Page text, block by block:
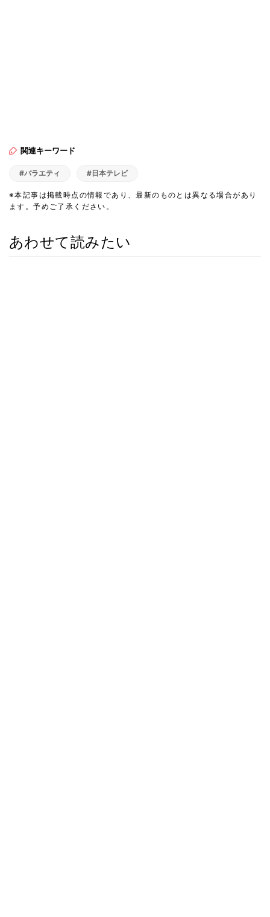
関連キーワード
#バラエティ #日本テレビ
※本記事は掲載時点の情報であり、最新のものとは異なる場合があり
ます。予めご了承ください。
あわせて読みたい